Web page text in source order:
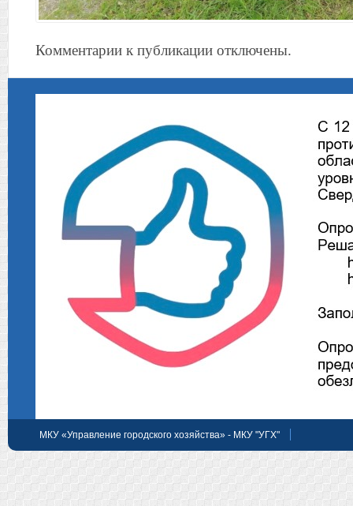
Комментарии к публикации отключены.
МКУ «Управление городского хозяйства» - МКУ "УГХ"